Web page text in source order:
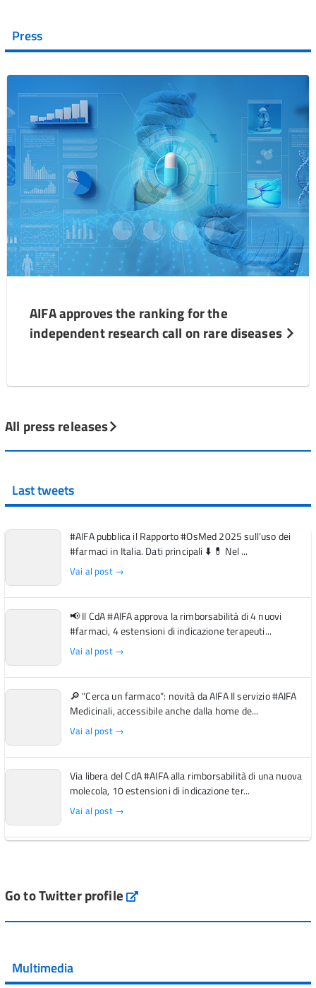
Press
AIFA approves the ranking for the
independent research call on rare diseases
All press releases
Last tweets
#AIFA pubblica il Rapporto #OsMed 2025 sull’uso dei
#farmaci in Italia. Dati principali ⬇️ 💊 Nel ...
Vai al post →
📢 Il CdA #AIFA approva la rimborsabilità di 4 nuovi
#farmaci, 4 estensioni di indicazione terapeuti...
Vai al post →
🔎 "Cerca un farmaco": novità da AIFA Il servizio #AIFA
Medicinali, accessibile anche dalla home de...
Vai al post →
Via libera del CdA #AIFA alla rimborsabilità di una nuova
molecola, 10 estensioni di indicazione ter...
Vai al post →
Vai al post →
Vai al post →
Go to Twitter profile aifa_ufficiale
Multimedia